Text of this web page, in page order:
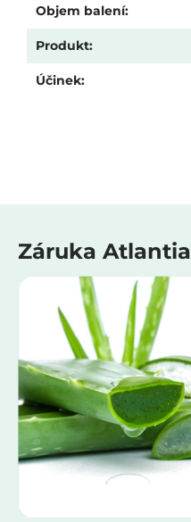
Objem balení:
Produkt:
Účinek:
Záruka Atlantia